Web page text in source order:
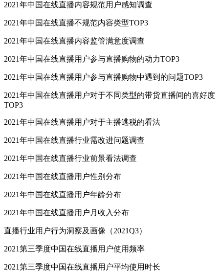
2021年中国在线直播内容规范用户感知调查
2021年中国在线直播不规范内容类型TOP3
2021年中国在线直播内容监管满意度调查
2021年中国在线直播用户参与直播购物的动力TOP3
2021年中国在线直播用户参与直播购物中遇到的问题TOP3
2021年中国在线直播用户对于不同类型的带货直播间的喜好度
TOP3
2021年中国在线直播用户对于主播逃税的看法
2021年中国在线直播行业需改进问题调查
2021年中国在线直播行业前景看法调查
2021年中国在线直播用户性别分布
2021年中国在线直播用户年龄分布
2021年中国在线直播用户月收入分布
直播行业用户行为洞察及画像（2021Q3）
2021第三季度中国在线直播用户使用频率
2021第三季度中国在线直播用户平均使用时长